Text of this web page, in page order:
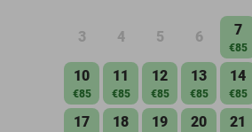
3 4 5 6 7
€85
10
€85
11
€85
12
€85
13
€85
14
€85
17 18 19 20 21